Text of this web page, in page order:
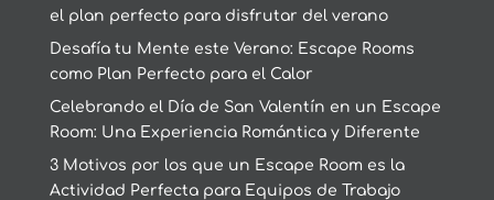
el plan perfecto para disfrutar del verano
Desafía tu Mente este Verano: Escape Rooms
como Plan Perfecto para el Calor
Celebrando el Día de San Valentín en un Escape
Room: Una Experiencia Romántica y Diferente
3 Motivos por los que un Escape Room es la
Actividad Perfecta para Equipos de Trabajo